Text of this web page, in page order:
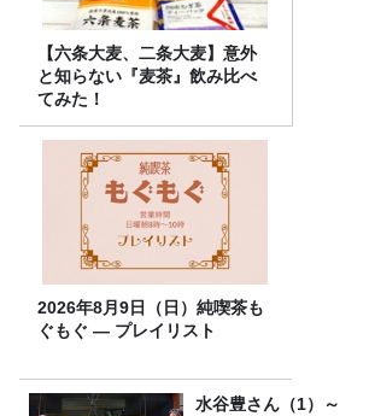
【六条大麦、二条大麦】意外
と知らない『麦茶』飲み比べ
てみた！
2026年8月9日（日）純喫茶も
ぐもぐ ― プレイリスト
水谷豊さん（1）～